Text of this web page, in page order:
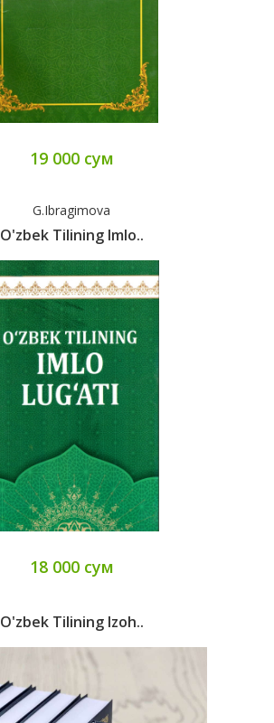
19 000 сум
G.Ibragimova
O'zbek Tilining Imlo..
18 000 сум
O'zbek Tilining Izoh..